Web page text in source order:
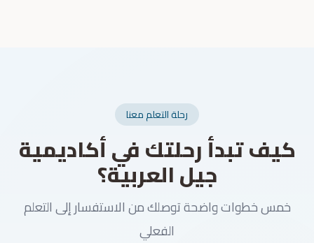
رحلة التعلم معنا
كيف تبدأ رحلتك في أكاديمية
جيل العربية؟
خمس خطوات واضحة توصلك من الاستفسار إلى التعلم
الفعلي